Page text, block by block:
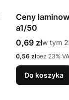
Ceny
a1/50
Cena brutto
0,69 złw tym
w tym
Cena netto
0,56 złbez 23%
Do koszyka